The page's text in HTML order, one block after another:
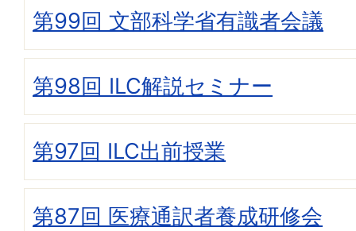
第99回 文部科学省有識者会議
第98回 ILC解説セミナー
第97回 ILC出前授業
第87回 医療通訳者養成研修会